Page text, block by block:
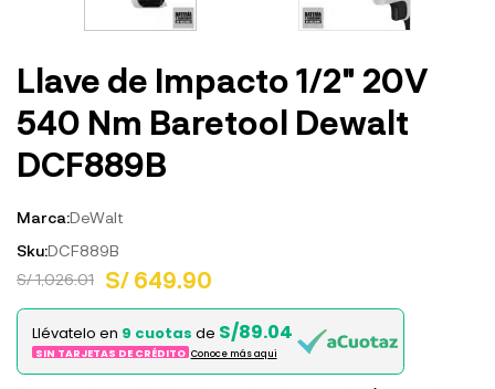
Llave de Impacto 1/2" 20V
540 Nm Baretool Dewalt
DCF889B
Marca:DeWalt
Sku:DCF889B
S/ 1,026.01
S/ 649.90
Llévatelo en 9 cuotas de S/89.04
SIN TARJETAS DE CRÉDITO Conoce más aqui